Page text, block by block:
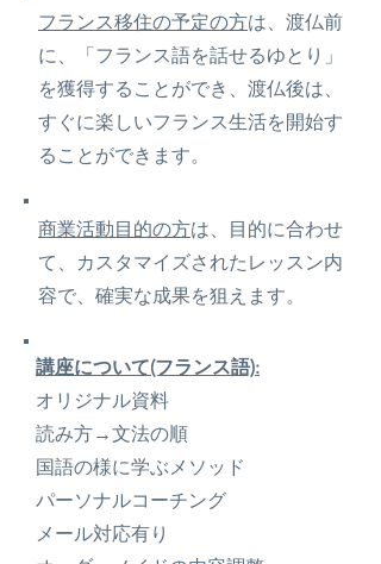
フランス移住の予定の方は、渡仏前
に、「フランス語を話せるゆとり」
を獲得することができ、渡仏後は、
すぐに楽しいフランス生活を開始す
ることができます。
商業活動目的の方は、目的に合わせ
て、カスタマイズされたレッスン内
容で、確実な成果を狙えます。
講座について(フランス語):
オリジナル資料
読み方→文法の順
国語の様に学ぶメソッド
パーソナルコーチング
メール対応有り